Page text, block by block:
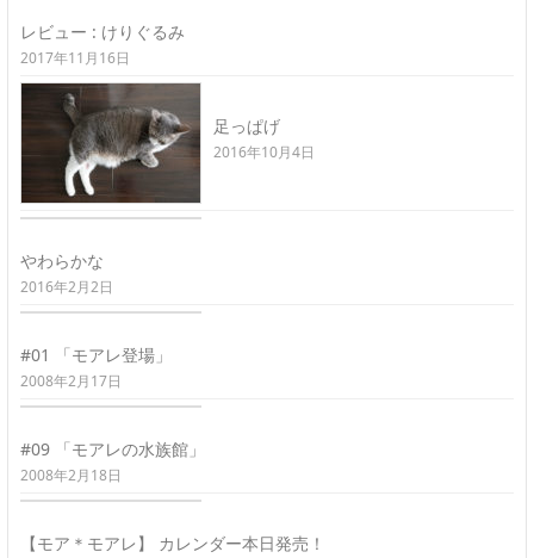
レビュー : けりぐるみ
2017年11月16日
足っぱげ
2016年10月4日
やわらかな
2016年2月2日
#01 「モアレ登場」
2008年2月17日
#09 「モアレの水族館」
2008年2月18日
【モア＊モアレ】 カレンダー本日発売！